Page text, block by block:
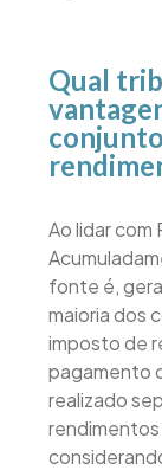
Qual
Ao lidar
fonte é,
maioria dos
imposto de
pagamento
realizado